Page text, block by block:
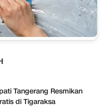
Tangerang Resmikan
di Tigaraksa